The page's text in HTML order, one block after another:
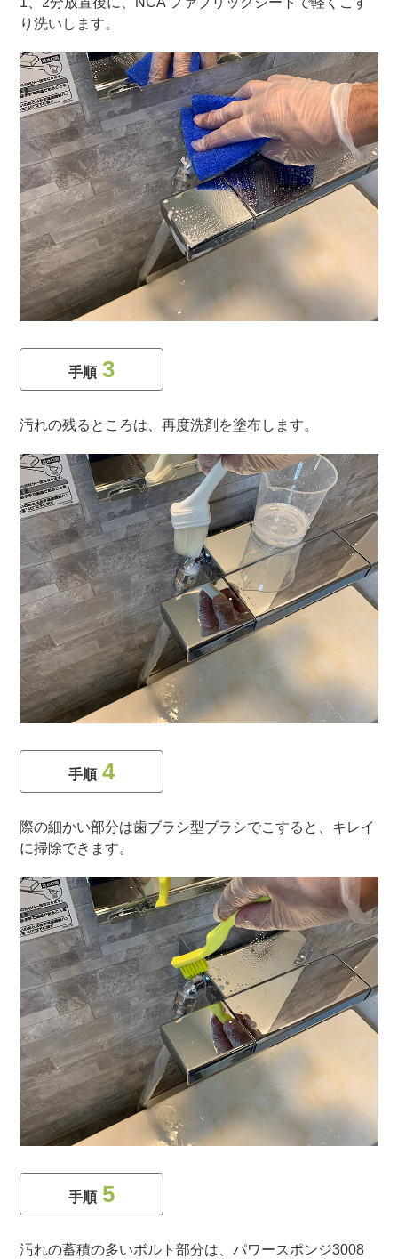
り洗いします。
手順 3
汚れの残るところは、再度洗剤を塗布します。
手順 4
際の細かい部分は歯ブラシ型ブラシでこすると、キレイ
に掃除できます。
手順 5
汚れの蓄積の多いボルト部分は、パワースポンジ3008